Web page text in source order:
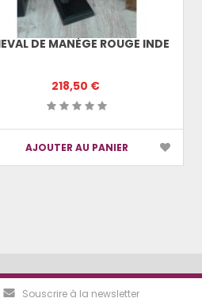
DE MANÈGE ROUGE INDE
218,50 €
AJOUTER AU PANIER